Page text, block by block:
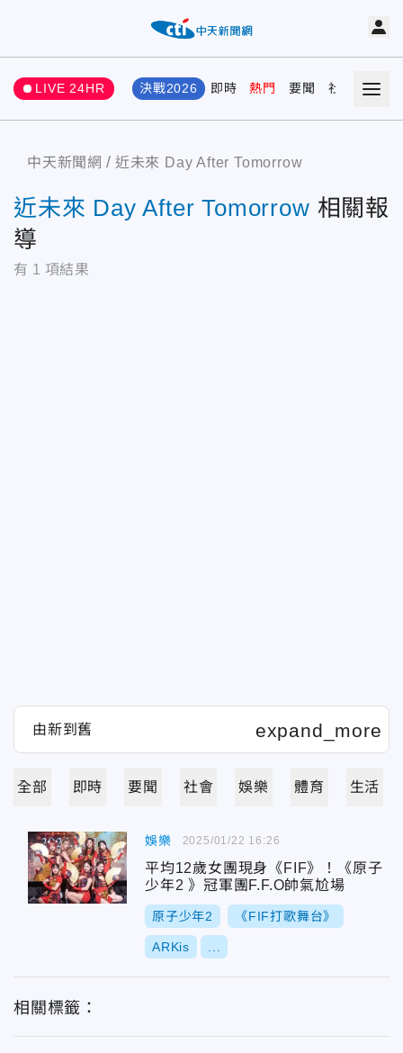
LIVE 24HR 決戰2026 即時 熱門 要聞 社會 娛樂
中天新聞網 近未來 Day After Tomorrow
近未來 Day After Tomorrow 相關報
導
有 1 項結果
全部 即時 要聞 社會 娛樂 體育 生活
娛樂
平均12歲女團現身《FIF》！《原子
少年2 》冠軍團F.F.O帥氣尬場
原子少年2 《FIF打歌舞台》
ARKis
2025/01/22 16:26
相關標籤：